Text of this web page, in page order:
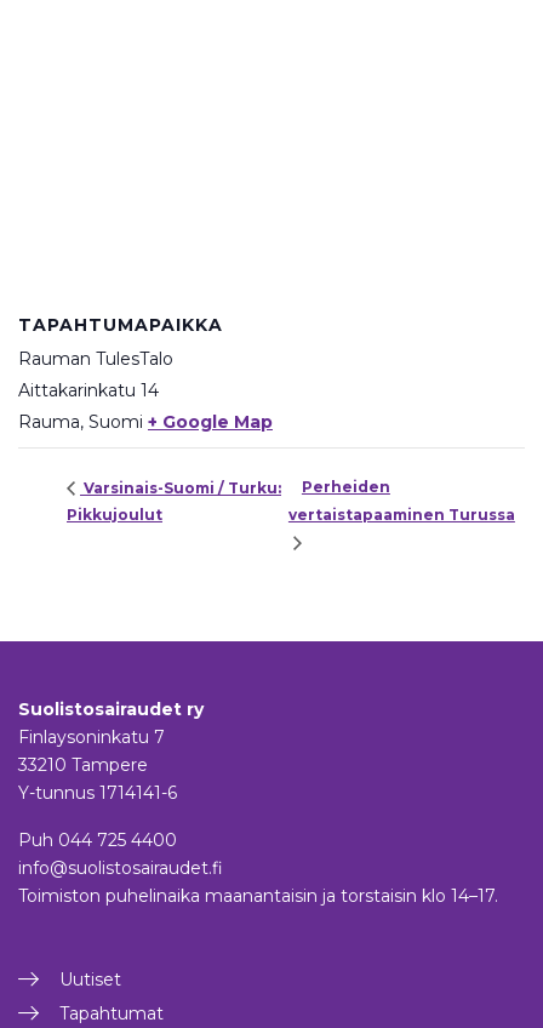
TAPAHTUMAPAIKKA
Rauman TulesTalo
Aittakarinkatu 14
Rauma, Suomi + Google Map
Varsinais-Suomi / Turku:
Pikkujoulut
Perheiden
vertaistapaaminen Turussa
Suolistosairaudet ry
Finlaysoninkatu 7
33210 Tampere
Y-tunnus 1714141-6
Puh 044 725 4400
info@suolistosairaudet.fi
Toimiston puhelinaika maanantaisin ja torstaisin klo 14–17.
Uutiset
Tapahtumat